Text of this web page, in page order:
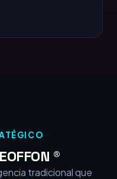
®
tradicional que